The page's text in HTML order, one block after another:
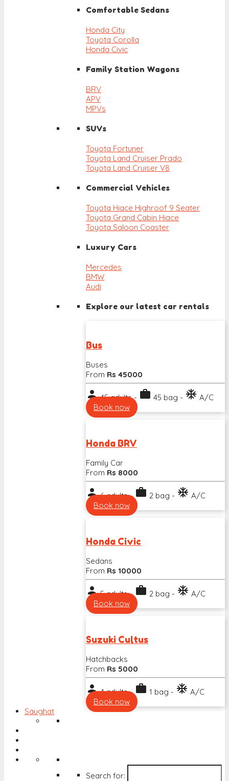
Comfortable Sedans
Honda City
Toyota Corolla
Honda Civic
Family Station Wagons
BRV
APV
MPVs
SUVs
Toyota Fortuner
Toyota Land Cruiser Prado
Toyota Land Cruiser V8
Commercial Vehicles
Toyota Hiace Highroof 9 Seater
Toyota Grand Cabin Hiace
Toyota Saloon Coaster
Luxury Cars
Mercedes
BMW
Audi
Explore our latest car rentals
Bus
Buses
From Rs 45000
person45 adults - work 45 bag - ac_unit A/C
Book now
Honda BRV
Family Car
From Rs 8000
person6 adults -work 2 bag - ac_unit A/C
Book now
Honda Civic
Sedans
From Rs 10000
person5 adults -work 2 bag - ac_unit A/C
Book now
Suzuki Cultus
Hatchbacks
From Rs 5000
person4 adults -work 1 bag - ac_unit A/C
Book now
Saughat
Search for: